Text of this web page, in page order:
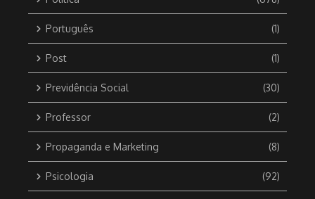
Português (1)
Post (1)
Previdência Social (30)
Professor (2)
Propaganda e Marketing (8)
Psicologia (92)